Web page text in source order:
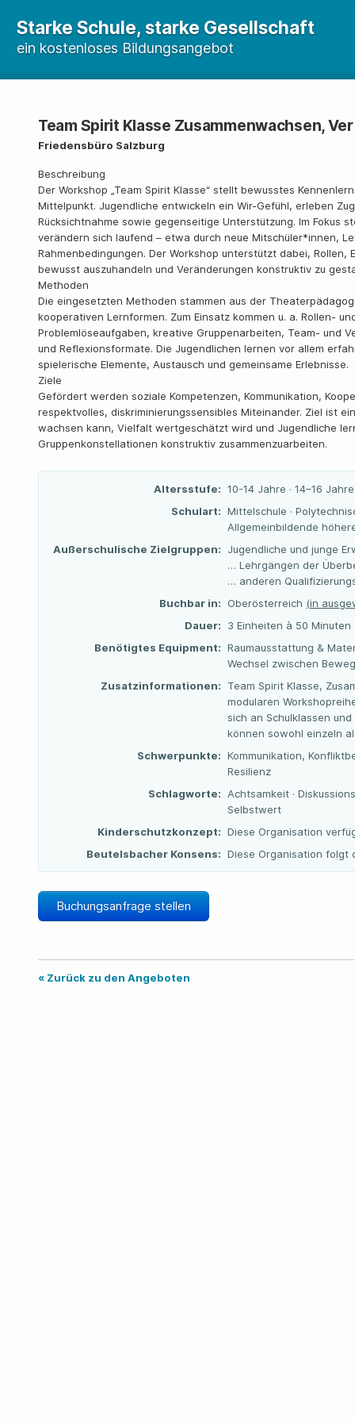
Starke Schule, starke Gesellschaft
ein kostenloses Bildungsangebot
Team Spirit Klasse Zusammenwachsen,
Friedensbüro Salzburg
Beschreibung
Der Workshop „Team Spirit Klasse“ stellt bewusstes
Mittelpunkt. Jugendliche entwickeln ein Wir-Gefühl, erleben
Rücksichtnahme sowie gegenseitige Unterstützung. Im Fokus
verändern sich laufend – etwa durch neue Mitschüler*innen,
Rahmenbedingungen. Der Workshop unterstützt dabei, Rollen,
bewusst auszuhandeln und Veränderungen konstruktiv zu
Methoden
Die eingesetzten Methoden stammen aus der
kooperativen Lernformen. Zum Einsatz kommen u. a. Rollen-
Problemlöseaufgaben, kreative Gruppenarbeiten, Team- und
und Reflexionsformate. Die Jugendlichen lernen vor allem
spielerische Elemente, Austausch und gemeinsame Erlebnisse.
Ziele
Gefördert werden soziale Kompetenzen, Kommunikation,
respektvolles, diskriminierungssensibles Miteinander. Ziel ist
wachsen kann, Vielfalt wertgeschätzt wird und Jugendliche
Gruppenkonstellationen konstruktiv zusammenzuarbeiten.
Altersstufe: 10-14 Jahre · 14–16 Jahre
Schulart: Mittelschule ·
Allgemeinbildende
Außerschulische Zielgruppen:
Jugendliche und junge
… Lehrgängen der
… anderen
Buchbar in:
Oberösterreich (in
Dauer:
3 Einheiten à 50 Minuten
Benötigtes Equipment: Raumausstattung &
Wechsel zwischen
Zusatzinformationen:
Team Spirit Klasse,
modularen
sich an Schulklassen
können sowohl einzeln
Schwerpunkte: Kommunikation,
Resilienz
Schlagworte:
Achtsamkeit ·
Selbstwert
Kinderschutzkonzept: Diese Organisation
Beutelsbacher Konsens: Diese Organisation folgt
Buchungsanfrage stellen
« Zurück zu den Angeboten